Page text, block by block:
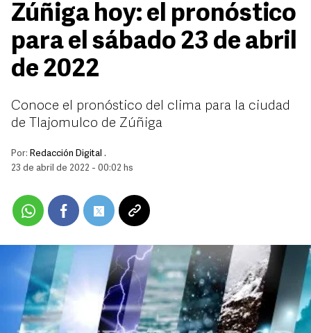
Zúñiga hoy: el pronóstico
para el sábado 23 de abril
de 2022
Conoce el pronóstico del clima para la ciudad
de Tlajomulco de Zúñiga
Por: Redacción Digital .
23 de abril de 2022 - 00:02 hs